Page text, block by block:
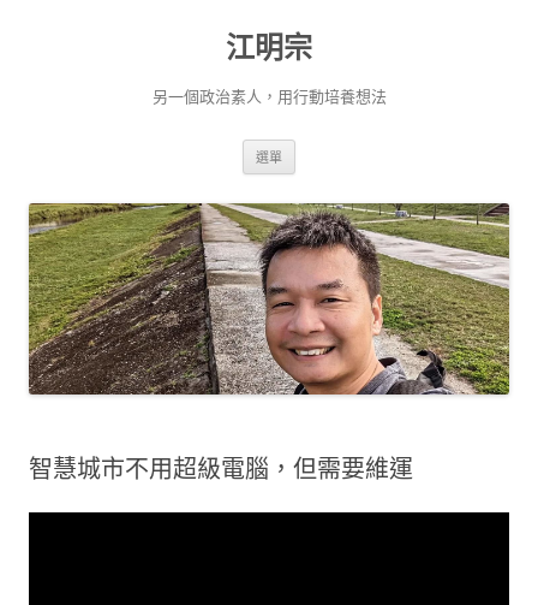
江明宗
另一個政治素人，用行動培養想法
選單
智慧城市不用超級電腦，但需要維運